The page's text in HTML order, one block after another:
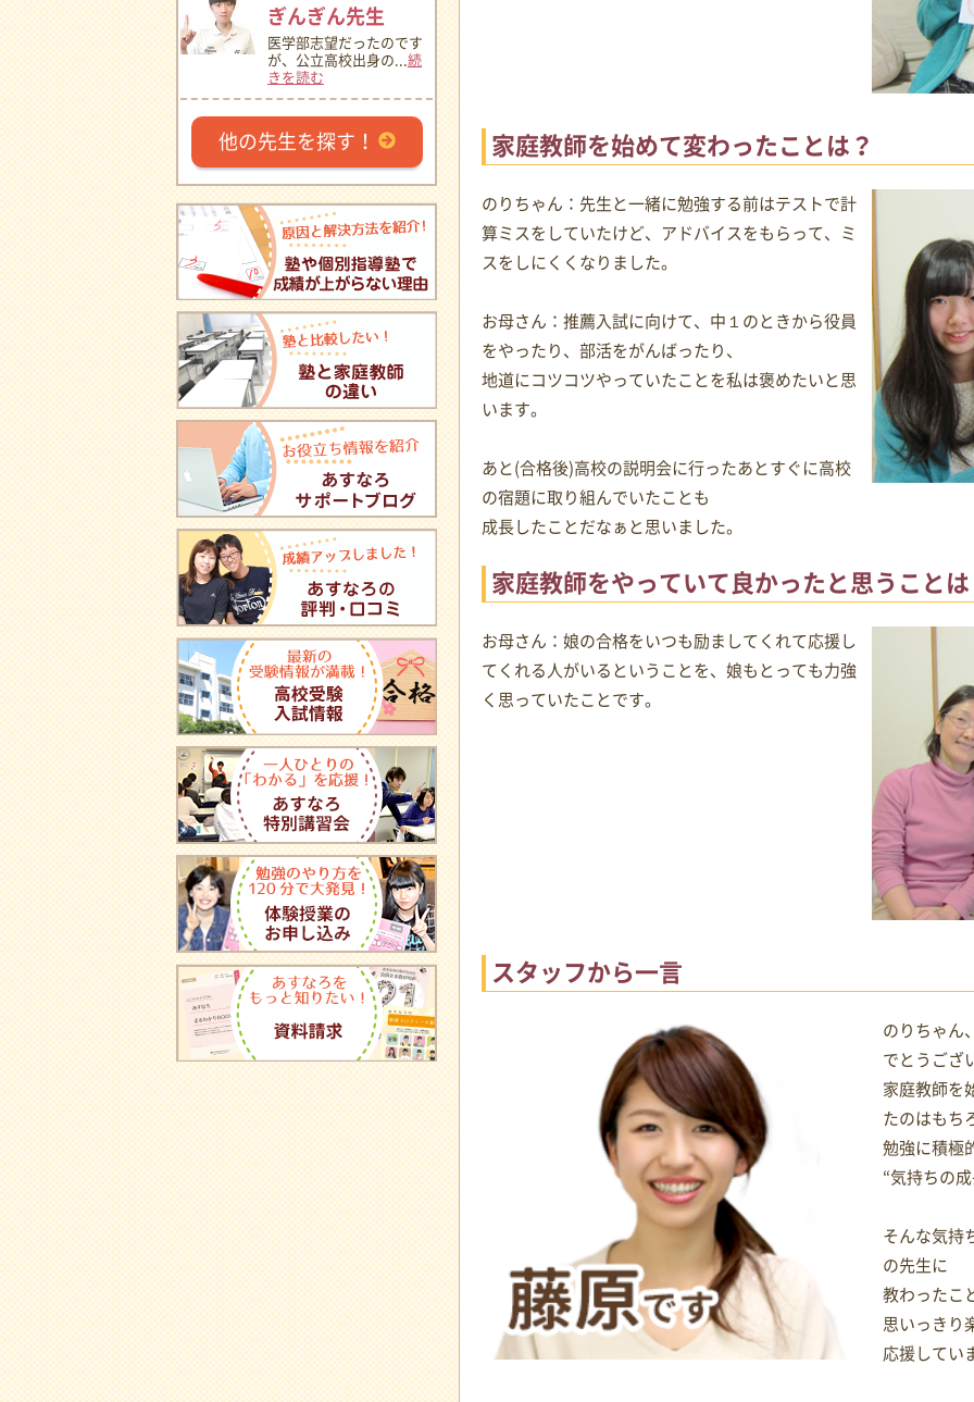
ぎんぎん先生
医学部志望だったのです
が、公立高校出身の... 続
きを読む
他の先生を探す！ 家庭教師を始めて変わったことは？
のりちゃん：先生と一緒に勉強する前はテストで計
算ミスをしていたけど、アドバイスをもらって、ミ
スをしにくくなりました。
お母さん：推薦入試に向けて、中１のときから役員
をやったり、部活をがんばったり、
地道にコツコツやっていたことを私は褒めたいと思
います。
あと(合格後)高校の説明会に行ったあとすぐに高校
の宿題に取り組んでいたことも
成長したことだなぁと思いました。
家庭教師をやっていて良かったと思うことは
お母さん：娘の合格をいつも励ましてくれて応援し
てくれる人がいるということを、娘もとっても力強
く思っていたことです。
スタッフから一言
のりちゃん
でとうござ
家庭教師を
たのはもち
勉強に積極
“気持ちの
そんな気持
の先生に
教わったこ
思いっきり
応援してい